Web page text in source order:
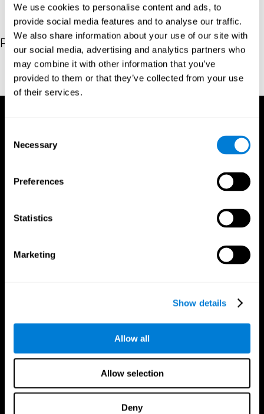
We use cookies to personalise content and ads, to
provide social media features and to analyse our traffic.
We also share information about your use of our site with
our social media, advertising and analytics partners who
may combine it with other information that you’ve
provided to them or that they’ve collected from your use
of their services.
Selection
Necessary
Preferences
Statistics
Marketing
Show details
Allow all
Allow selection
Deny
Referències
Woodcock, R. W. (2011). Woodcock Reading Mastery Tests, Third
Edition (WRMT-III). APA PsycTests.
CogniFit App